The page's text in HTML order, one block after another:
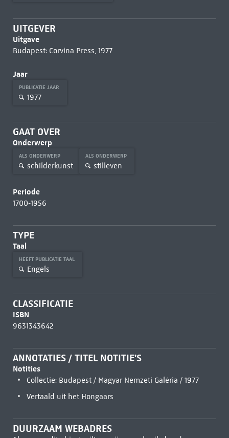
UITGEVER
Uitgave
Budapest: Corvina Press, 1977
Jaar
PUBLICATIE JAAR
1977
GAAT OVER
Onderwerp
ALS ONDERWERP
schilderkunst
ALS ONDERWERP
stilleven
Periode
1700-1956
TYPE
Taal
HEEFT PUBLICATIE TAAL
Engels
CLASSIFICATIE
ISBN
9631343642
ANNOTATIES / TITEL NOTITIE'S
Notities
Collectie: Budapest / Magyar Nemzeti Galéria / 1977
Vertaald uit het Hongaars
DUURZAAM WEBADRES